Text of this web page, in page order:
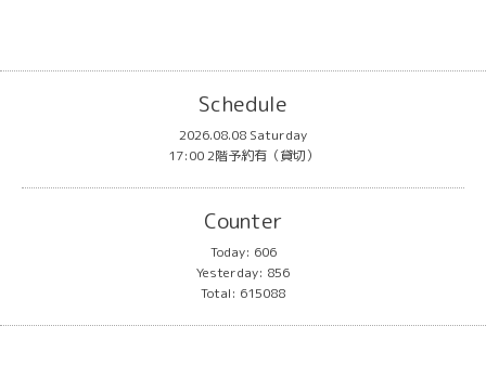
Schedule
2026.08.08 Saturday
17:00 2階予約有（貸切）
Counter
Today: 606
Yesterday: 856
Total: 615088